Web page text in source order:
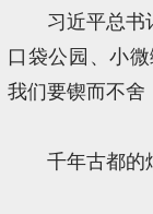
习近平总书
口袋公园、小
我们要锲而不舍
千年古都的